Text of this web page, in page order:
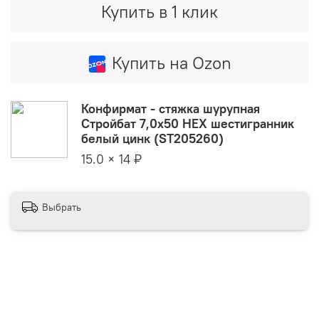
Купить в 1 клик
Купить на Ozon
Конфирмат - стяжка шурупная
Стройбат 7,0x50 HEX шестигранник
белый цинк (ST205260)
15.0 × 14 ₽
Выбрать